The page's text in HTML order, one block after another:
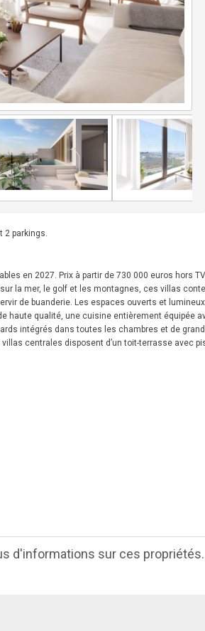
2 parkings.
en 2027. Prix à partir de 730 000 euros hors
la mer, le golf et les montagnes, ces villas
de buanderie. Les espaces ouverts et
haute qualité, une cuisine entièrement équipée
intégrés dans toutes les chambres et de
villas centrales disposent d’un toit-terrasse avec
d'informations sur ces propriétés.